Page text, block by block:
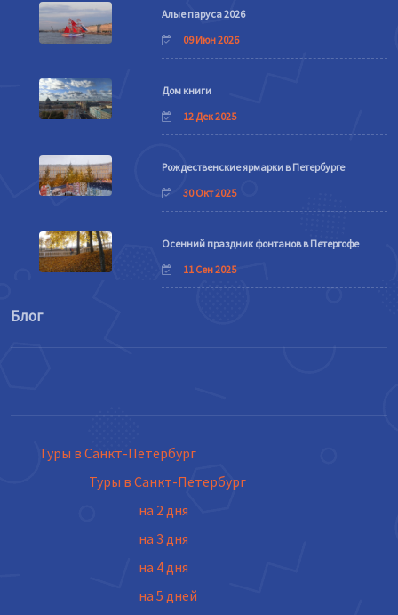
Алые паруса 2026
09 Июн 2026
Дом книги
12 Дек 2025
Рождественские ярмарки в Петербурге
30 Окт 2025
Осенний праздник фонтанов в Петергофе
11 Сен 2025
Блог
Туры в Санкт-Петербург
Туры в Санкт-Петербург
на 2 дня
на 3 дня
на 4 дня
на 5 дней